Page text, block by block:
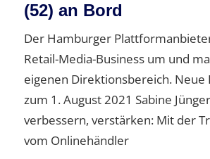
(52) an Bord
Der Hamburger
Retail-Media-Business um und
eigenen Direktionsbereich.
zum 1. August 2021 Sabine
verbessern, verstärken: Mit der
vom Onlinehändler